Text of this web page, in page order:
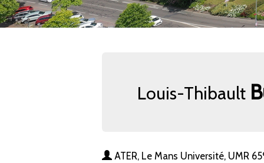
Louis-Thibault
ATER, Le Mans Université, UMR